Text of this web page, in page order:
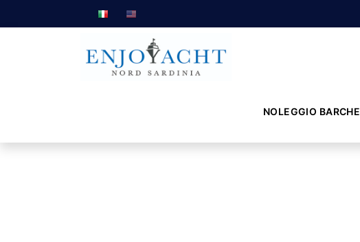
NOLEGGIO BARCHE